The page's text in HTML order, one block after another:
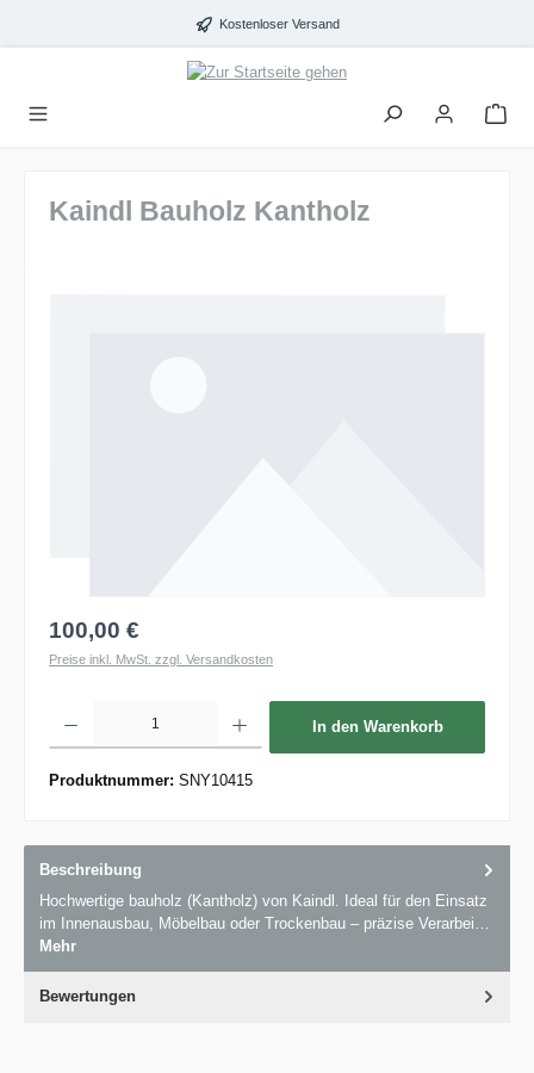
Kostenloser Versand
Kaindl Bauholz Kantholz
100,00 €
Preise inkl. MwSt. zzgl. Versandkosten
In den Warenkorb
Produktnummer: SNY10415
Beschreibung
Hochwertige bauholz (Kantholz) von Kaindl. Ideal für den Einsatz
im Innenausbau, Möbelbau oder Trockenbau – präzise Verarbei…
Mehr
Bewertungen